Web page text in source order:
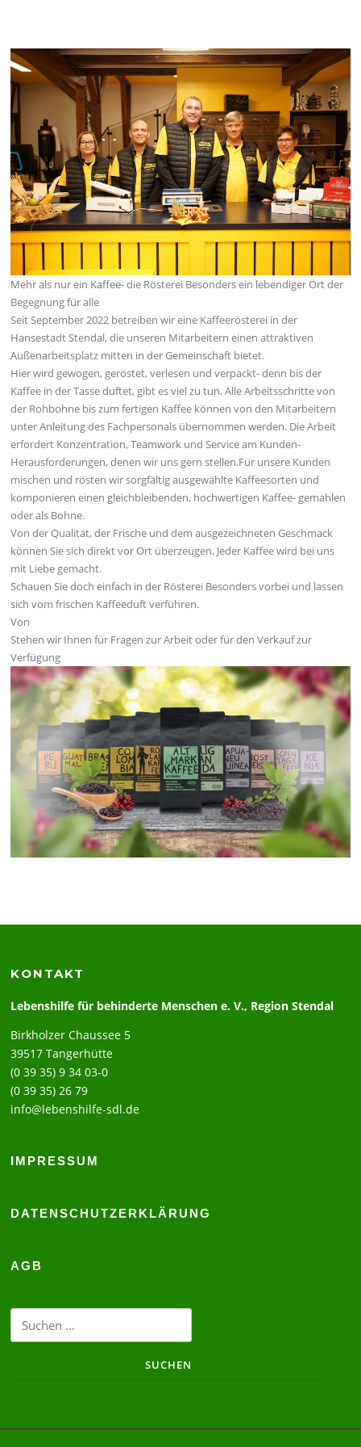
Mehr als nur ein Kaffee- die Rösterei Besonders ein lebendiger Ort der
Begegnung für alle
Seit September 2022 betreiben wir eine Kaffeerösterei in der
Hansestadt Stendal, die unseren Mitarbeitern einen attraktiven
Außenarbeitsplatz mitten in der Gemeinschaft bietet.
Hier wird gewogen, geröstet, verlesen und verpackt- denn bis der
Kaffee in der Tasse duftet, gibt es viel zu tun. Alle Arbeitsschritte von
der Rohbohne bis zum fertigen Kaffee können von den Mitarbeitern
unter Anleitung des Fachpersonals übernommen werden. Die Arbeit
erfordert Konzentration, Teamwork und Service am Kunden-
Herausforderungen, denen wir uns gern stellen.Für unsere Kunden
mischen und rösten wir sorgfältig ausgewählte Kaffeesorten und
komponieren einen gleichbleibenden, hochwertigen Kaffee- gemahlen
oder als Bohne.
Von der Qualität, der Frische und dem ausgezeichneten Geschmack
können Sie sich direkt vor Ort überzeugen. Jeder Kaffee wird bei uns
mit Liebe gemacht.
Schauen Sie doch einfach in der Rösterei Besonders vorbei und lassen
sich vom frischen Kaffeeduft verführen.
Von
Stehen wir Ihnen für Fragen zur Arbeit oder für den Verkauf zur
Verfügung
KONTAKT
Lebenshilfe für behinderte Menschen e. V., Region Stendal
Birkholzer Chaussee 5
39517 Tangerhütte
(0 39 35) 9 34 03-0
(0 39 35) 26 79
info@lebenshilfe-sdl.de
IMPRESSUM
DATENSCHUTZERKLÄRUNG
AGB
Suchen
nach: